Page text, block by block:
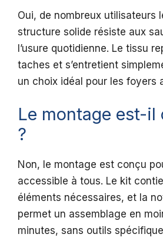
Oui, de nombreux utilisateurs
structure solide résiste aux
l’usure quotidienne. Le tissu
taches et s’entretient
un choix idéal pour les foyers
Le montage est-il
?
Non, le montage est conçu
accessible à tous. Le kit
éléments nécessaires, et la
permet un assemblage en
minutes, sans outils